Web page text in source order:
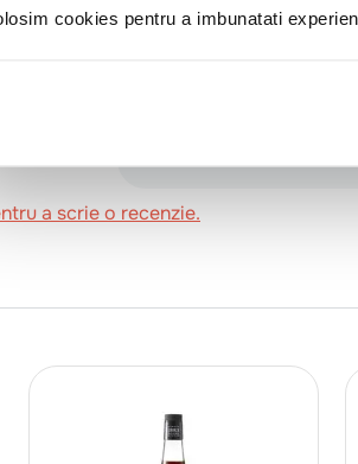
cookies pentru a imbunatati
a scrie o recenzie.